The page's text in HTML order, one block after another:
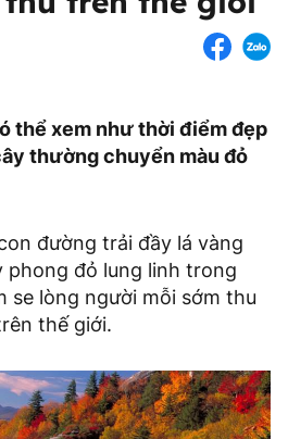
thể xem như thời điểm đẹp
thường chuyển màu đỏ
đường trải đầy lá vàng
phong đỏ lung linh trong
se lòng người mỗi sớm thu
thế giới.